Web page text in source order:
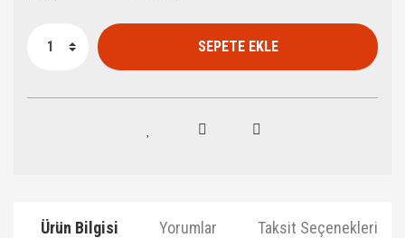
SEPETE EKLE
Ürün Bilgisi Yorumlar Taksit Seçenekleri